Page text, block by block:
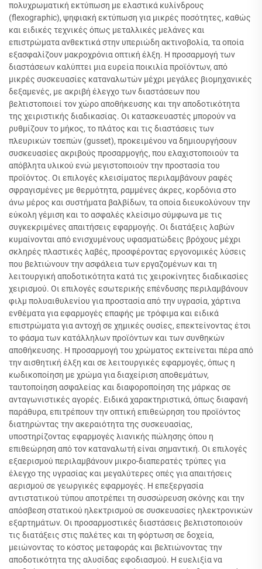
πολυχρωματική εκτύπωση με ελαστικά κυλίνδρους
(flexographic), ψηφιακή εκτύπωση για μικρές ποσότητες, καθώς
και ειδικές τεχνικές όπως μεταλλικές μελάνες και
επιστρώματα ανθεκτικά στην υπεριώδη ακτινοβολία, τα οποία
εξασφαλίζουν μακροχρόνια οπτική έλξη. Η προσαρμογή των
διαστάσεων καλύπτει μια ευρεία ποικιλία προϊόντων, από
μικρές συσκευασίες καταναλωτών μέχρι μεγάλες βιομηχανικές
δεξαμενές, με ακριβή έλεγχο των διαστάσεων που
βελτιστοποιεί τον χώρο αποθήκευσης και την αποδοτικότητα
της χειριστικής διαδικασίας. Οι κατασκευαστές μπορούν να
ρυθμίζουν το μήκος, το πλάτος και τις διαστάσεις των
πλευρικών τσεπών (gusset), προκειμένου να δημιουργήσουν
συσκευασίες ακριβούς προσαρμογής, που ελαχιστοποιούν τα
απόβλητα υλικού ενώ μεγιστοποιούν την προστασία του
προϊόντος. Οι επιλογές κλεισίματος περιλαμβάνουν ραφές
σφραγισμένες με θερμότητα, ραμμένες άκρες, κορδόνια στο
άνω μέρος και συστήματα βαλβίδων, τα οποία διευκολύνουν την
εύκολη γέμιση και το ασφαλές κλείσιμο σύμφωνα με τις
συγκεκριμένες απαιτήσεις εφαρμογής. Οι διατάξεις λαβών
κυμαίνονται από ενισχυμένους υφασματώδεις βρόχους μέχρι
σκληρές πλαστικές λαβές, προσφέροντας εργονομικές λύσεις
που βελτιώνουν την ασφάλεια των εργαζομένων και τη
λειτουργική αποδοτικότητα κατά τις χειροκίνητες διαδικασίες
χειρισμού. Οι επιλογές εσωτερικής επένδυσης περιλαμβάνουν
φιλμ πολυαιθυλενίου για προστασία από την υγρασία, χάρτινα
ενθέματα για εφαρμογές επαφής με τρόφιμα και ειδικά
επιστρώματα για αντοχή σε χημικές ουσίες, επεκτείνοντας έτσι
το φάσμα των κατάλληλων προϊόντων και των συνθηκών
αποθήκευσης. Η προσαρμογή του χρώματος εκτείνεται πέρα από
την αισθητική έλξη και σε λειτουργικές εφαρμογές, όπως η
κωδικοποίηση με χρώμα για διαχείριση αποθεμάτων,
ταυτοποίηση ασφαλείας και διαφοροποίηση της μάρκας σε
ανταγωνιστικές αγορές. Ειδικά χαρακτηριστικά, όπως διαφανή
παράθυρα, επιτρέπουν την οπτική επιθεώρηση του προϊόντος
διατηρώντας την ακεραιότητα της συσκευασίας,
υποστηρίζοντας εφαρμογές λιανικής πώλησης όπου η
επιθεώρηση από τον καταναλωτή είναι σημαντική. Οι επιλογές
εξαερισμού περιλαμβάνουν μικρο-διαπερατές τρύπες για
έλεγχο της υγρασίας και μεγαλύτερες οπές για απαιτήσεις
αερισμού σε γεωργικές εφαρμογές. Η επεξεργασία
αντιστατικού τύπου αποτρέπει τη συσσώρευση σκόνης και την
απόσβεση στατικού ηλεκτρισμού σε συσκευασίες ηλεκτρονικών
εξαρτημάτων. Οι προσαρμοστικές διαστάσεις βελτιστοποιούν
τις διατάξεις στις παλέτες και τη φόρτωση σε δοχεία,
μειώνοντας το κόστος μεταφοράς και βελτιώνοντας την
αποδοτικότητα της αλυσίδας εφοδιασμού. Η ευελιξία να